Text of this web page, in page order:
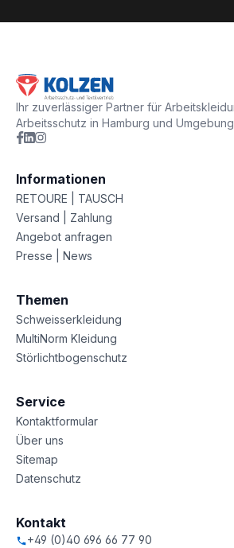
Ihr zuverlässiger Partner für
Arbeitsschutz in Hamburg und
Informationen
RETOURE | TAUSCH
Versand | Zahlung
Angebot anfragen
Presse | News
Themen
Schweisserkleidung
MultiNorm Kleidung
Störlichtbogenschutz
Service
Kontaktformular
Über uns
Sitemap
Datenschutz
Kontakt
+49 (0)40 696 66 77 90